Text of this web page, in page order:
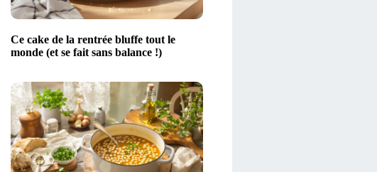
Ce cake de la rentrée bluffe tout le
monde (et se fait sans balance !)